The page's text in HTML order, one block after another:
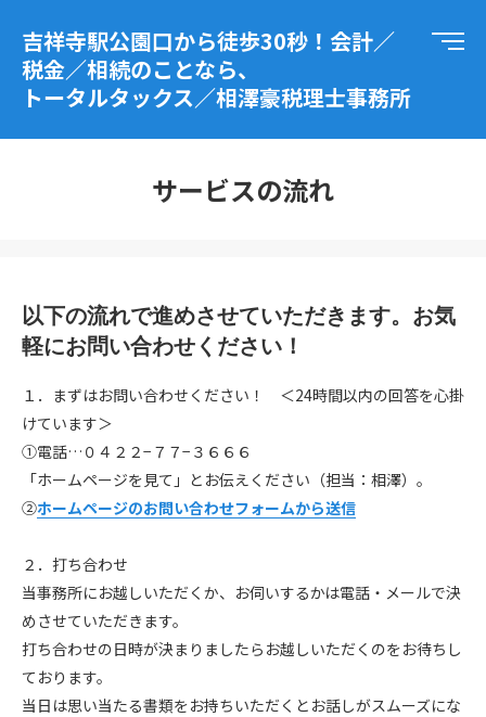
吉祥寺駅公園口から徒歩30秒！会計／
税金／相続のことなら、
トータルタックス／相澤豪税理士事務所
サービスの流れ
以下の流れで進めさせていただきます。お気
軽にお問い合わせください！
１．まずはお問い合わせください！ ＜24時間以内の回答を心掛
けています＞
①電話…０４２２−７７−３６６６
「ホームページを見て」とお伝えください（担当：相澤）。
②ホームページのお問い合わせフォームから送信
２．打ち合わせ
当事務所にお越しいただくか、お伺いするかは電話・メールで決
めさせていただきます。
打ち合わせの日時が決まりましたらお越しいただくのをお待ちし
ております。
当日は思い当たる書類をお持ちいただくとお話しがスムーズにな